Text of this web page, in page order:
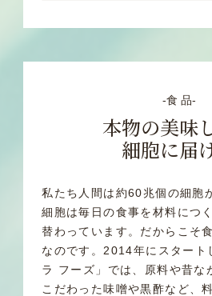
‐食 品‐
本物の美味
細胞に届
私たち人間は約60兆個の細胞
細胞は毎日の食事を材料につ
替わっています。だからこそ
なのです。 2014年にスタート
ラ フーズ」では、原料や昔な
こだわった味噌や黒酢など、